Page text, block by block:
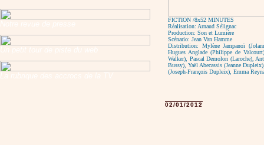
FICTION /8x52 MINUTES
Réalisation: Arnaud Sélignac
Production: Son et Lumière
Scénario: Jean Van Hamme
Distribution: Mylène Jampanoï
Hugues Anglade (Philippe de
Walker), Pascal Demolon (Laroche),
Bussy), Yaël Abecassis (Jeanne
(Joseph-François Dupleix), Emma
02/01/2012